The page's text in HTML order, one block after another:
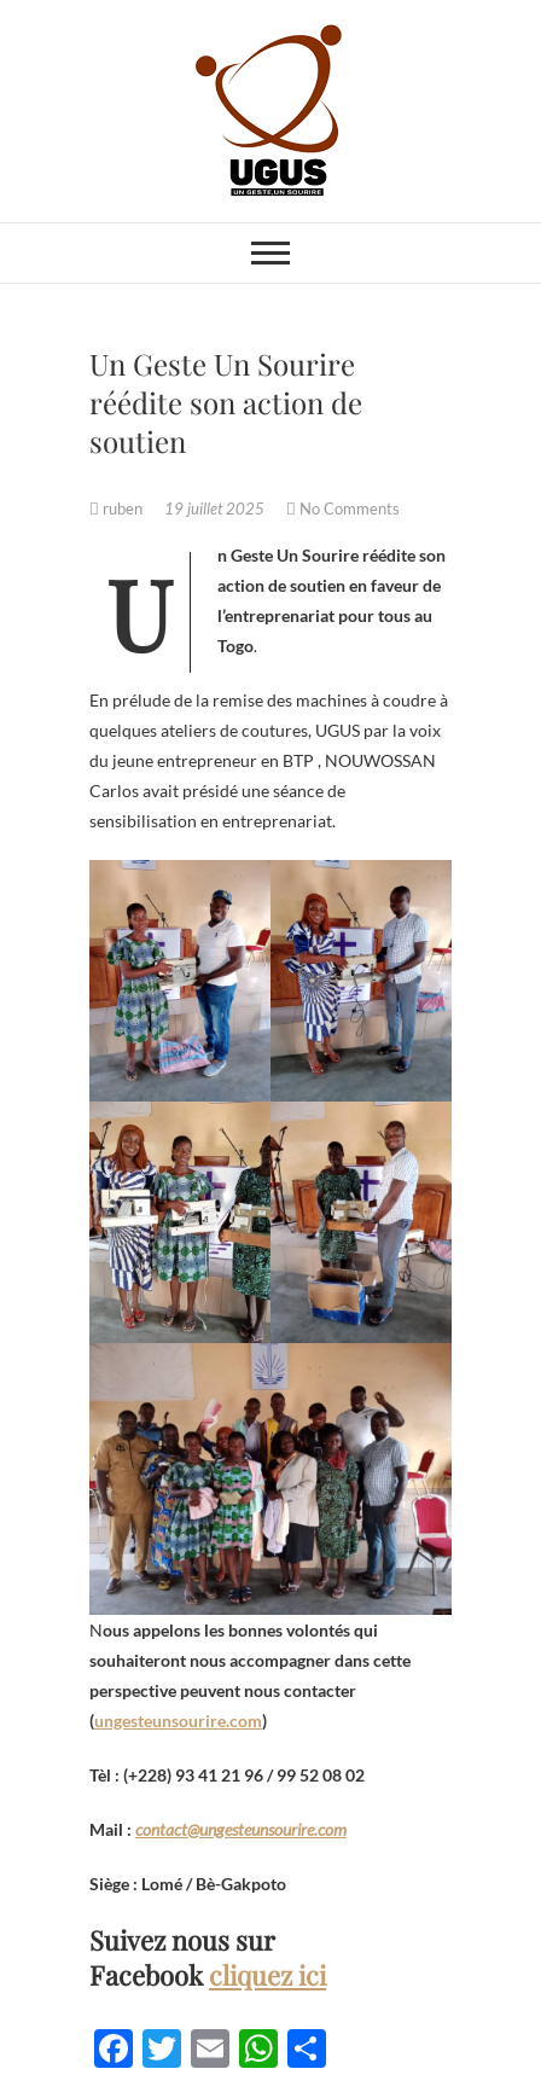
UN GESTE UN
SOURIRE
Un Geste Un Sourire
réédite son action de
soutien
ruben 19 juillet 2025 No Comments
Un Geste Un Sourire réédite son
action de soutien en faveur de
l’entreprenariat pour tous au
Togo.
En prélude de la remise des machines à coudre à
quelques ateliers de coutures, UGUS par la voix
du jeune entrepreneur en BTP , NOUWOSSAN
Carlos avait présidé une séance de
sensibilisation en entreprenariat.
Nous appelons les bonnes volontés qui
souhaiteront nous accompagner dans cette
perspective peuvent nous contacter
(ungesteunsourire.com)
Tèl : (+228) 93 41 21 96 / 99 52 08 02
Mail : contact@ungesteunsourire.com
Siège : Lomé / Bè-Gakpoto
Suivez nous sur
Facebookcliquez ici
F
T
E
W